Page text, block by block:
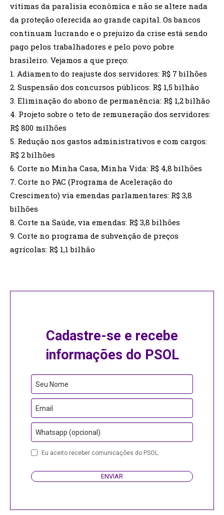
vítimas da paralisia econômica e não se altere nada
da proteção oferecida ao grande capital. Os bancos
continuam lucrando e o prejuízo da crise está sendo
pago pelos trabalhadores e pelo povo pobre
brasileiro. Vejamos a que preço:
1. Adiamento do reajuste dos servidores: R$ 7 bilhões
2. Suspensão dos concursos públicos: R$ 1,5 bilhão
3. Eliminação do abono de permanência: R$ 1,2 bilhão
4. Projeto sobre o teto de remuneração dos servidores:
R$ 800 milhões
5. Redução nos gastos administrativos e com cargos:
R$ 2 bilhões
6. Corte no Minha Casa, Minha Vida: R$ 4,8 bilhões
7. Corte no PAC (Programa de Aceleração do
Crescimento) via emendas parlamentares: R$ 3,8
bilhões
8. Corte na Saúde, via emendas: R$ 3,8 bilhões
9. Corte no programa de subvenção de preços
agrícolas: R$ 1,1 bilhão
Cadastre-se e recebe
informações do PSOL
Your
Website
Seu Nome
Email
Whatsapp (opcional)
Eu aceito receber comunicações do PSOL.
ENVIAR